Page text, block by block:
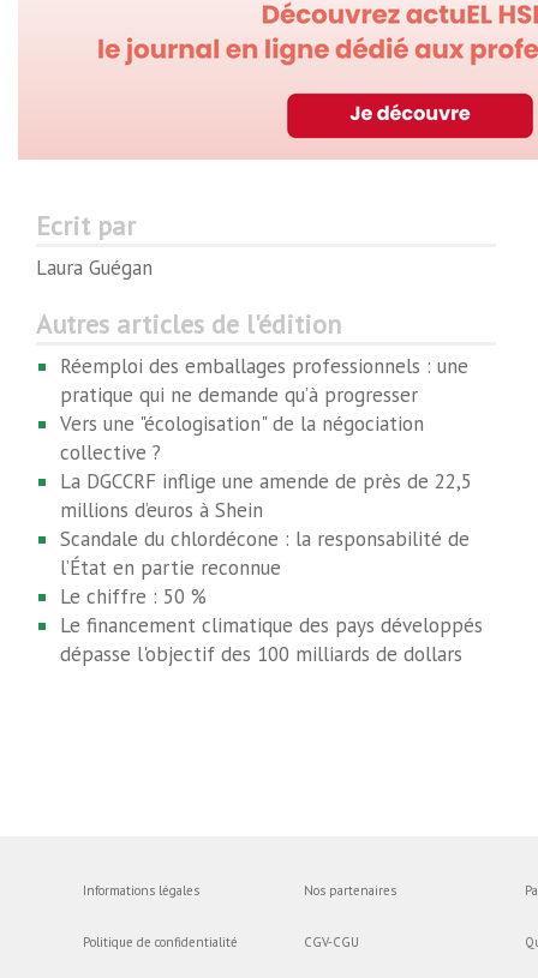
Ecrit par
Laura Guégan
Autres articles de l'édition
Réemploi des emballages professionnels : une
pratique qui ne demande qu’à progresser
Vers une "écologisation" de la négociation
collective ?
La DGCCRF inflige une amende de près de 22,5
millions d’euros à Shein
Scandale du chlordécone : la responsabilité de
l’État en partie reconnue
Le chiffre : 50 %
Le financement climatique des pays développés
dépasse l'objectif des 100 milliards de dollars
Informations légales
Politique de confidentialité
Nos partenaires
CGV-CGU